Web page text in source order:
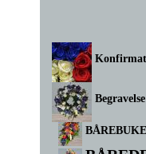
Begravelse